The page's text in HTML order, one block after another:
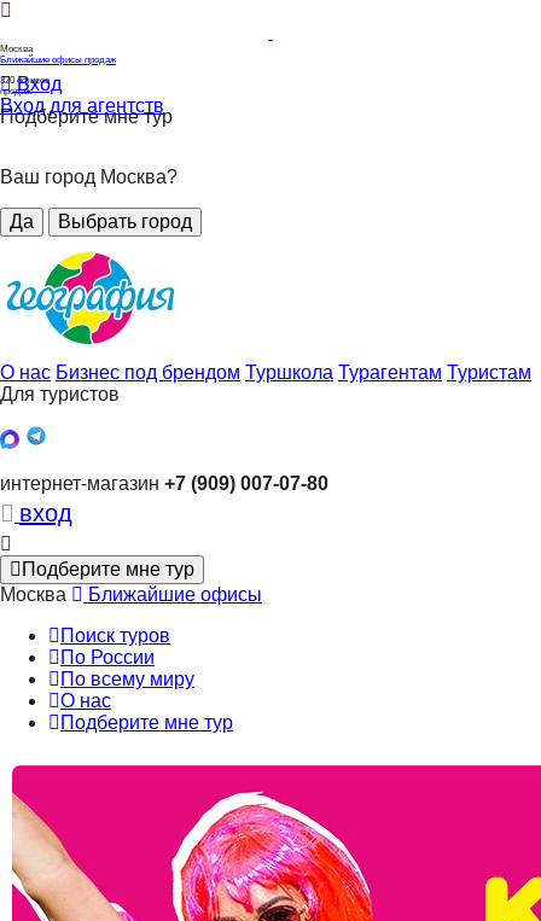
Москва
Ближайшие офисы продаж
320 офисов
продаж
Вход
Вход для агентств
Подберите мне тур
Ваш город Москва?
Да Выбрать город
О нас Бизнес под брендом Туршкола Турагентам Туристам
Для туристов
интернет-магазин +7 (909) 007-07-80
вход
Подберите мне тур
Москва
Ближайшие офисы
Поиск туров
По России
По всему миру
О нас
Подберите мне тур